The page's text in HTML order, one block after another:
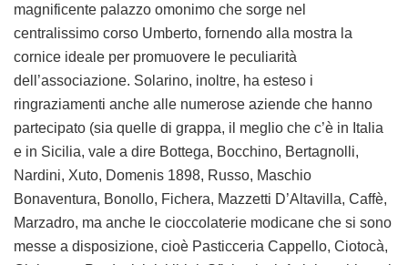
magnificente palazzo omonimo che sorge nel
centralissimo corso Umberto, fornendo alla mostra la
cornice ideale per promuovere le peculiarità
dell’associazione. Solarino, inoltre, ha esteso i
ringraziamenti anche alle numerose aziende che hanno
partecipato (sia quelle di grappa, il meglio che c’è in Italia
e in Sicilia, vale a dire Bottega, Bocchino, Bertagnolli,
Nardini, Xuto, Domenis 1898, Russo, Maschio
Bonaventura, Bonollo, Fichera, Mazzetti D’Altavilla, Caffè,
Marzadro, ma anche le cioccolaterie modicane che si sono
messe a disposizione, cioè Pasticceria Cappello, Ciotocà,